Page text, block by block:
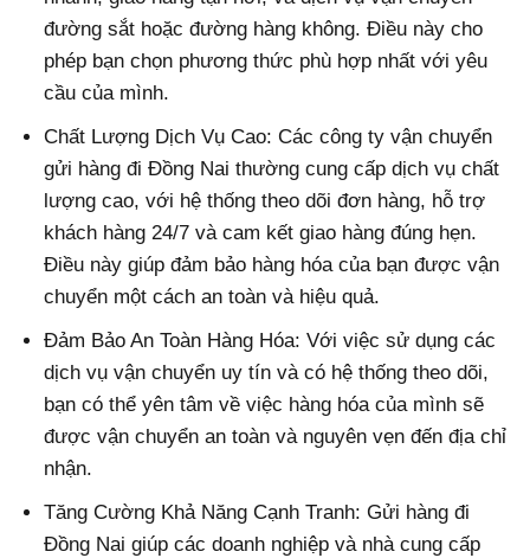
đường sắt hoặc đường hàng không. Điều này cho
phép bạn chọn phương thức phù hợp nhất với yêu
cầu của mình.
Chất Lượng Dịch Vụ Cao: Các công ty vận chuyển
gửi hàng đi Đồng Nai thường cung cấp dịch vụ chất
lượng cao, với hệ thống theo dõi đơn hàng, hỗ trợ
khách hàng 24/7 và cam kết giao hàng đúng hẹn.
Điều này giúp đảm bảo hàng hóa của bạn được vận
chuyển một cách an toàn và hiệu quả.
Đảm Bảo An Toàn Hàng Hóa: Với việc sử dụng các
dịch vụ vận chuyển uy tín và có hệ thống theo dõi,
bạn có thể yên tâm về việc hàng hóa của mình sẽ
được vận chuyển an toàn và nguyên vẹn đến địa chỉ
nhận.
Tăng Cường Khả Năng Cạnh Tranh: Gửi hàng đi
Đồng Nai giúp các doanh nghiệp và nhà cung cấp